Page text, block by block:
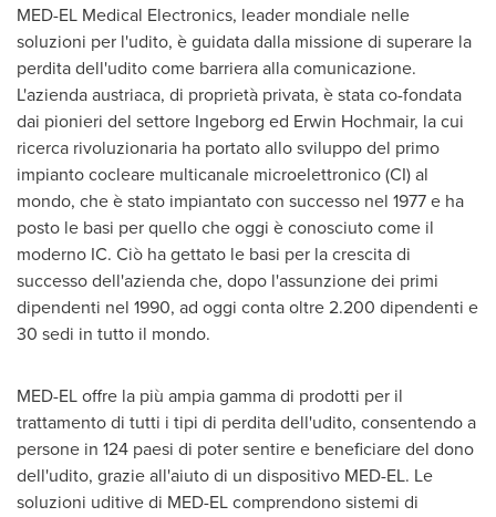
MED-EL Medical Electronics, leader mondiale nelle
soluzioni per l'udito, è guidata dalla missione di superare la
perdita dell'udito come barriera alla comunicazione.
L'azienda austriaca, di proprietà privata, è stata co-fondata
dai pionieri del settore Ingeborg ed Erwin Hochmair, la cui
ricerca rivoluzionaria ha portato allo sviluppo del primo
impianto cocleare multicanale microelettronico (CI) al
mondo, che è stato impiantato con successo nel 1977 e ha
posto le basi per quello che oggi è conosciuto come il
moderno IC. Ciò ha gettato le basi per la crescita di
successo dell'azienda che, dopo l'assunzione dei primi
dipendenti nel 1990, ad oggi conta oltre 2.200 dipendenti e
30 sedi in tutto il mondo.
MED-EL offre la più ampia gamma di prodotti per il
trattamento di tutti i tipi di perdita dell'udito, consentendo a
persone in 124 paesi di poter sentire e beneficiare del dono
dell'udito, grazie all'aiuto di un dispositivo MED-EL. Le
soluzioni uditive di MED-EL comprendono sistemi di